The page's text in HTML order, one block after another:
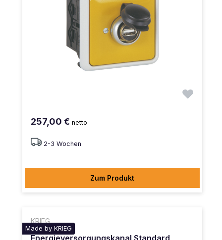
257,00 € netto
2-3 Wochen
Zum Produkt
KRIEG
Made by KRIEG
Energieversorgungskanal Standard,